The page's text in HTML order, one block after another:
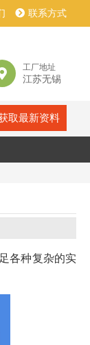
联系方式
工厂地址
江苏无锡
取最新资料
各种复杂的实